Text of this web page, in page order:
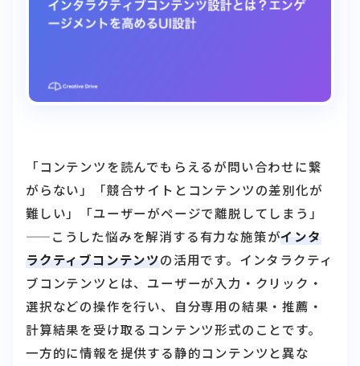
「コンテンツを読んでもらえるが問い合わせに繋
がらない」「競合サイトとコンテンツの差別化が
難しい」「ユーザーがページで離脱してしまう」
——こうした悩みを解消する有力な施策がインタ
ラクティブコンテンツの活用です。インタラクティ
ブコンテンツとは、ユーザーが入力・クリック・
選択などの操作を行い、自分専用の結果・推薦・
計算結果を受け取るコンテンツ形式のことです。
一方的に情報を提供する静的コンテンツと異な